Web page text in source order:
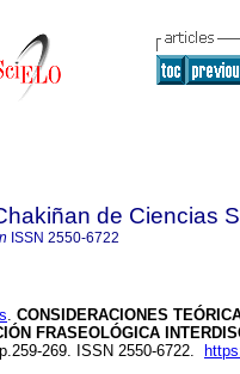
de Ciencias
ISSN 2550-6722
. CONSIDERACIONES
FRASEOLÓGICA
269. ISSN 2550-6722.